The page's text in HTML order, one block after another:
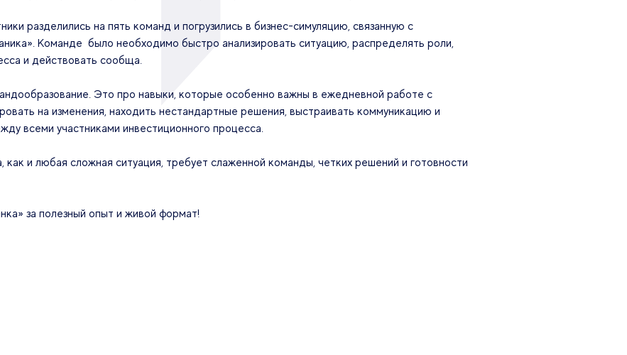
разделились на пять команд и погрузились в бизнес-симуляцию, связанную с
Команде было необходимо быстро анализировать ситуацию, распределять роли,
и действовать сообща.
Это про навыки, которые особенно важны в ежедневной работе с
на изменения, находить нестандартные решения, выстраивать коммуникацию и
всеми участниками инвестиционного процесса.
как и любая сложная ситуация, требует слаженной команды, четких решений и готовности
за полезный опыт и живой формат!